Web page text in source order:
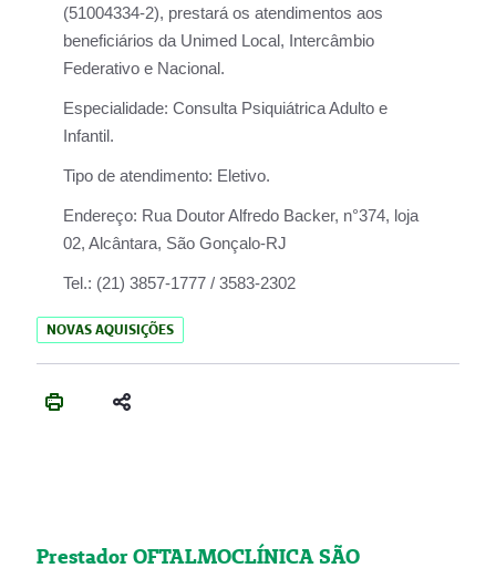
(51004334-2), prestará os atendimentos aos
beneficiários da Unimed Local, Intercâmbio
Federativo e Nacional.
Especialidade: Consulta Psiquiátrica Adulto e
Infantil.
Tipo de atendimento: Eletivo.
Endereço: Rua Doutor Alfredo Backer, n°374, loja
02, Alcântara, São Gonçalo-RJ
Tel.: (21) 3857-1777 / 3583-2302
NOVAS AQUISIÇÕES
Prestador OFTALMOCLÍNICA SÃO